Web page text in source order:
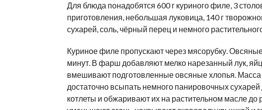
Для блюда понадобятся 600 г куриного филе, 3
приготовления, небольшая луковица, 140 г
сухарей, соль, чёрный перец и немного
Куриное филе пропускают через мясорубку.
минут. В фарш добавляют мелко нарезанный лук,
вмешивают подготовленные овсяные хлопья.
достаточно всыпать немного панировочных
котлеты и обжаривают их на растительном масле до